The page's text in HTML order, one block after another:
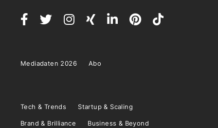
Mediadaten 2026 Abo
Tech & Trends Startup & Scaling
Brand & Brilliance Business & Beyond